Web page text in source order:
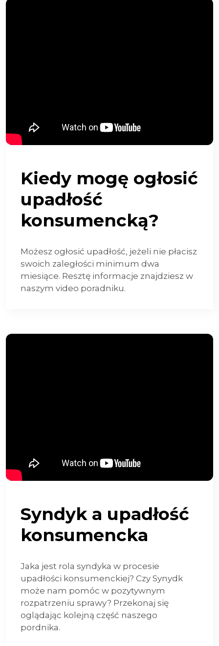
Kiedy mogę ogłosić
upadłość
konsumencką?
Możesz ogłosić upadłość, jeżeli nie płacisz
swoich zaległości minimum dwa
miesiące. Resztę informacje znajdziesz w
naszym video poradniku.
Syndyk a upadłość
konsumencka
Jaka jest rola syndyka w procesie
upadłości konsumenckiej? Czy Synydk
może nam pomóc w pozytywnym
rozpatrzeniu sprawy? Przekonaj się
oglądając kolejną część naszego
pordnika.